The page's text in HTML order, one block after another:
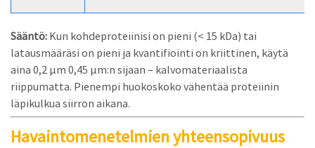
Sääntö: Kun kohdeproteiinisi on pieni (< 15 kDa) tai
latausmääräsi on pieni ja kvantifiointi on kriittinen, käytä
aina 0,2 µm 0,45 µm:n sijaan – kalvomateriaalista
riippumatta. Pienempi huokoskoko vähentää proteiinin
läpikulkua siirron aikana.
Havaintomenetelmien yhteensopivuus